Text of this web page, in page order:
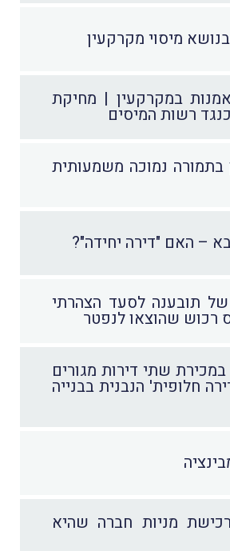
מיסוי מקרקעין
במקרקעין | מחיקת
רשות המיסים
בתמורה נמוכה משמעותית
– האם "דירה יחידה"?
תובענה לסעד הצהרתי
רכוש שהוצאו לנפטר
שתי דירות מגורים
חלופית' הנבנית בבנייה
מניות חברה שהיא